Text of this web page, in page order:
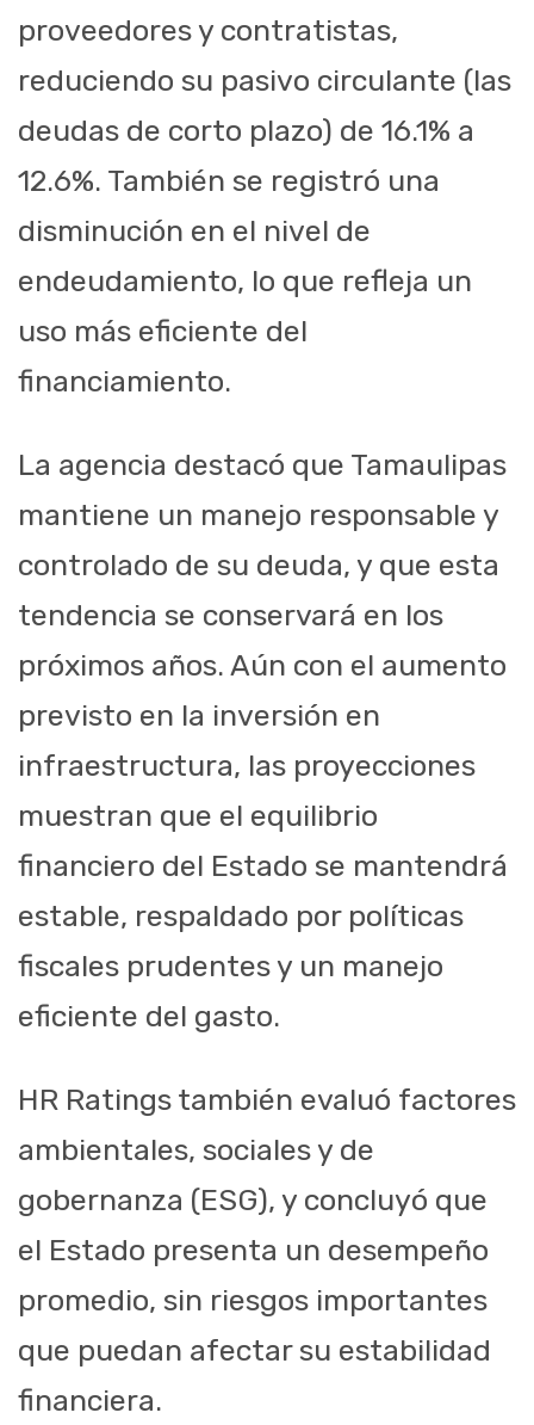
proveedores y contratistas,
reduciendo su pasivo circulante (las
deudas de corto plazo) de 16.1% a
12.6%. También se registró una
disminución en el nivel de
endeudamiento, lo que refleja un
uso más eficiente del
financiamiento.
La agencia destacó que Tamaulipas
mantiene un manejo responsable y
controlado de su deuda, y que esta
tendencia se conservará en los
próximos años. Aún con el aumento
previsto en la inversión en
infraestructura, las proyecciones
muestran que el equilibrio
financiero del Estado se mantendrá
estable, respaldado por políticas
fiscales prudentes y un manejo
eficiente del gasto.
HR Ratings también evaluó factores
ambientales, sociales y de
gobernanza (ESG), y concluyó que
el Estado presenta un desempeño
promedio, sin riesgos importantes
que puedan afectar su estabilidad
financiera.